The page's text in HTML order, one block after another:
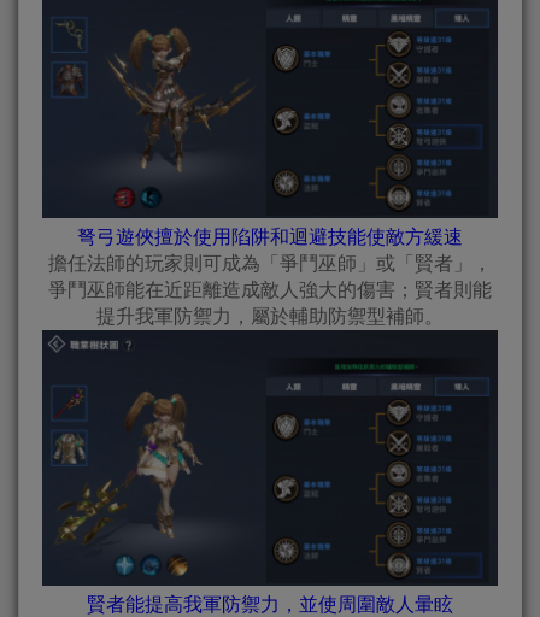
弩弓遊俠擅於使用陷阱和迴避技能使敵方緩速
擔任法師的玩家則可成為「爭鬥巫師」或「賢者」，
爭鬥巫師能在近距離造成敵人強大的傷害；賢者則能
提升我軍防禦力，屬於輔助防禦型補師。
賢者能提高我軍防禦力，並使周圍敵人暈眩